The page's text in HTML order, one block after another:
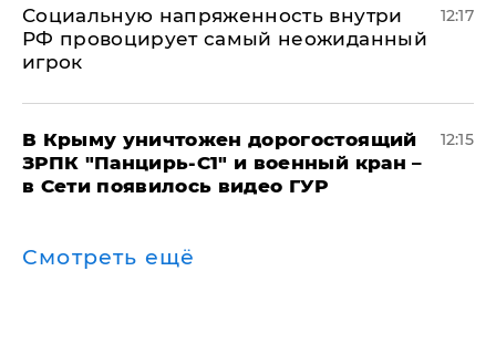
Социальную напряженность внутри
РФ провоцирует самый неожиданный
игрок
12:17
В Крыму уничтожен дорогостоящий
ЗРПК "Панцирь-С1" и военный кран –
в Сети появилось видео ГУР
12:15
Смотреть ещё